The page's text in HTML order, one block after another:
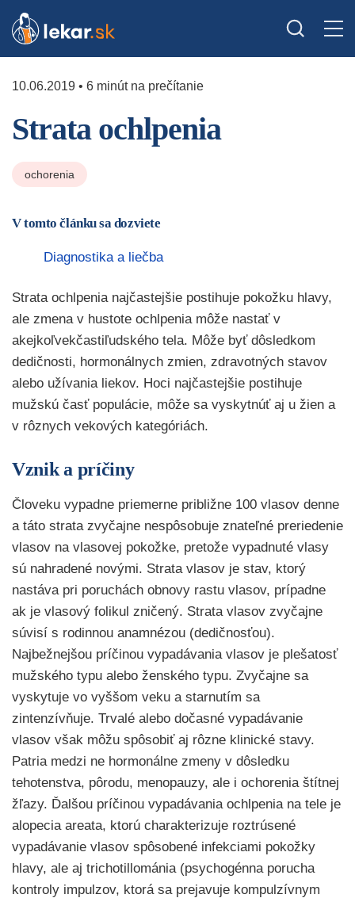
10.06.2019 • 6 minút na prečítanie
Strata ochlpenia
ochorenia
V tomto článku sa dozviete
Diagnostika a liečba
Strata ochlpenia najčastejšie postihuje pokožku hlavy,
ale zmena v hustote ochlpenia môže nastať v
akejkoľvekčastiľudského tela. Môže byť dôsledkom
dedičnosti, hormonálnych zmien, zdravotných stavov
alebo užívania liekov. Hoci najčastejšie postihuje
mužskú časť populácie, môže sa vyskytnúť aj u žien a
v rôznych vekových kategóriách.
Vznik a príčiny
Človeku vypadne priemerne približne 100 vlasov denne
a táto strata zvyčajne nespôsobuje znateľné preriedenie
vlasov na vlasovej pokožke, pretože vypadnuté vlasy
sú nahradené novými. Strata vlasov je stav, ktorý
nastáva pri poruchách obnovy rastu vlasov, prípadne
ak je vlasový folikul zničený. Strata vlasov zvyčajne
súvisí s rodinnou anamnézou (dedičnosťou).
Najbežnejšou príčinou vypadávania vlasov je plešatosť
mužského typu alebo ženského typu. Zvyčajne sa
vyskytuje vo vyššom veku a starnutím sa
zintenzívňuje. Trvalé alebo dočasné vypadávanie
vlasov však môžu spôsobiť aj rôzne klinické stavy.
Patria medzi ne hormonálne zmeny v dôsledku
tehotenstva, pôrodu, menopauzy, ale i ochorenia štítnej
žľazy. Ďalšou príčinou vypadávania ochlpenia na tele je
alopecia areata, ktorú charakterizuje roztrúsené
vypadávanie vlasov spôsobené infekciami pokožky
hlavy, ale aj trichotillománia (psychogénna porucha
kontroly impulzov, ktorá sa prejavuje kompulzívnym